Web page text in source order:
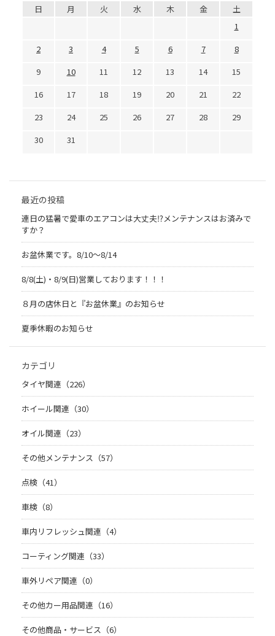
日 月 火 水 木 金
土
1
2
3 4 5 6 7
8
9
10 11 12 13 14
15
16
17 18 19 20 21
22
23
24 25 26 27 28
29
30
31
最近の投稿
連日の猛暑で愛車のエアコンは大丈夫⁉メンテナンスはお済みで
すか？
お盆休業です。8/10～8/14
8/8(土)・8/9(日)営業しております！！！
８月の店休日と『お盆休業』のお知らせ
夏季休暇のお知らせ
カテゴリ
タイヤ関連（226）
ホイール関連（30）
オイル関連（23）
その他メンテナンス（57）
点検（41）
車検（8）
車内リフレッシュ関連（4）
コーティング関連（33）
車外リペア関連（0）
その他カー用品関連（16）
その他商品・サービス（6）